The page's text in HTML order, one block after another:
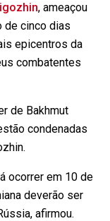
, ameaçou
de cinco dias
epicentros da
combatentes
de Bakhmut
condenadas
ocorrer em 10 de
deverão ser
afirmou.